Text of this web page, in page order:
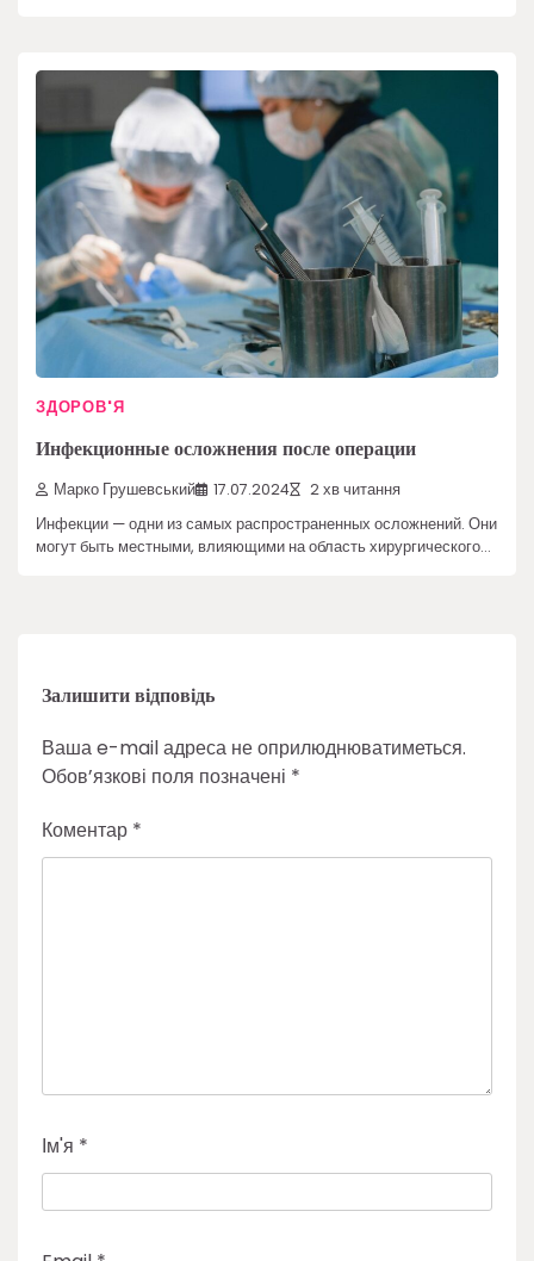
ЗДОРОВ'Я
Инфекционные осложнения после операции
Марко Грушевський 17.07.2024 2 хв читання
Инфекции — одни из самых распространенных осложнений. Они
могут быть местными, влияющими на область хирургического…
Залишити відповідь
Ваша e-mail адреса не оприлюднюватиметься.
Обов’язкові поля позначені *
Коментар *
Ім'я *